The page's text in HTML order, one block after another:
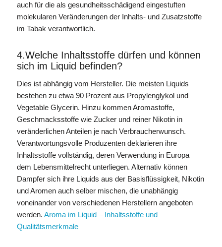
auch für die als gesundheitsschädigend eingestuften
molekularen Veränderungen der Inhalts- und Zusatzstoffe
im Tabak verantwortlich.
4.Welche Inhaltsstoffe dürfen und können
sich im Liquid befinden?
Dies ist abhängig vom Hersteller. Die meisten Liquids
bestehen zu etwa 90 Prozent aus Propylenglykol und
Vegetable Glycerin. Hinzu kommen Aromastoffe,
Geschmacksstoffe wie Zucker und reiner Nikotin in
veränderlichen Anteilen je nach Verbraucherwunsch.
Verantwortungsvolle Produzenten deklarieren ihre
Inhaltsstoffe vollständig, deren Verwendung in Europa
dem Lebensmittelrecht unterliegen. Alternativ können
Dampfer sich ihre Liquids aus der Basisflüssigkeit, Nikotin
und Aromen auch selber mischen, die unabhängig
voneinander von verschiedenen Herstellern angeboten
werden. Aroma im Liquid – Inhaltsstoffe und
Qualitätsmerkmale